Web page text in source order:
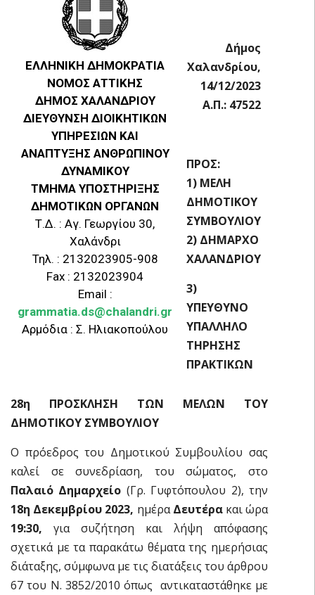
ΕΛΛΗΝΙΚΗ ΔΗΜΟΚΡΑΤΙΑ
ΝΟΜΟΣ ΑΤΤΙΚΗΣ
ΔΗΜΟΣ ΧΑΛΑΝΔΡΙΟΥ
ΔΙΕΥΘΥΝΣΗ ΔΙΟΙΚΗΤΙΚΩΝ
ΥΠΗΡΕΣΙΩΝ ΚΑΙ
ΑΝΑΠΤΥΞΗΣ ΑΝΘΡΩΠΙΝΟΥ
ΔΥΝΑΜΙΚΟΥ
ΤΜΗΜΑ ΥΠΟΣΤΗΡΙΞΗΣ
ΔΗΜΟΤΙΚΩΝ ΟΡΓΑΝΩΝ
Τ.Δ. : Αγ. Γεωργίου 30,
Χαλάνδρι
Τηλ. : 2132023905-908
Fax : 2132023904
Email :
grammatia.ds@chalandri.gr
Αρμόδια : Σ. Ηλιακοπούλου
Δήμος
Χαλανδρίου,
14/12/2023
Α.Π.: 47522
ΠΡΟΣ:
1) ΜΕΛΗ
ΔΗΜΟΤΙΚΟΥ
ΣΥΜΒΟΥΛΙΟΥ
2) ΔΗΜΑΡΧΟ
ΧΑΛΑΝΔΡΙΟΥ
3)
ΥΠΕΥΘΥΝΟ
ΥΠΑΛΛΗΛΟ
ΤΗΡΗΣΗΣ
ΠΡΑΚΤΙΚΩΝ
28η ΠΡΟΣΚΛΗΣΗ ΤΩΝ ΜΕΛΩΝ ΤΟΥ
ΔΗΜΟΤΙΚΟΥ ΣΥΜΒΟΥΛΙΟΥ
Ο πρόεδρος του Δημοτικού Συμβουλίου σας
καλεί σε συνεδρίαση, του σώματος, στο
Παλαιό Δημαρχείο (Γρ. Γυφτόπουλου 2), την
18η Δεκεμβρίου 2023, ημέραΔευτέρα και ώρα
19:30, για συζήτηση και λήψη απόφασης
σχετικά με τα παρακάτω θέματα της ημερήσιας
διάταξης, σύμφωνα με τις διατάξεις του άρθρου
67 του Ν. 3852/2010 όπως αντικαταστάθηκε με